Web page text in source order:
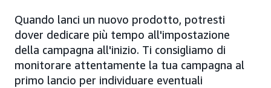
Quando lanci un nuovo prodotto, potresti
dover dedicare più tempo all'impostazione
della campagna all'inizio. Ti consigliamo di
monitorare attentamente la tua campagna al
primo lancio per individuare eventuali